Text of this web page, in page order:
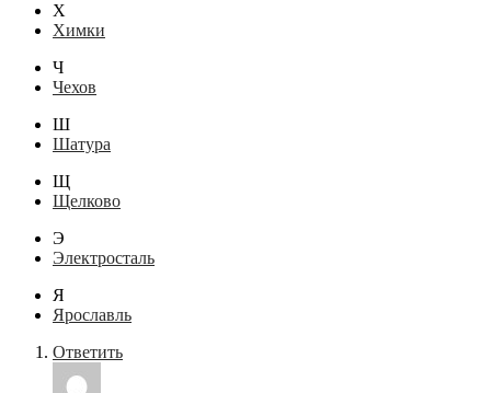
Х
Химки
Ч
Чехов
Ш
Шатура
Щ
Щелково
Э
Электросталь
Я
Ярославль
Ответить